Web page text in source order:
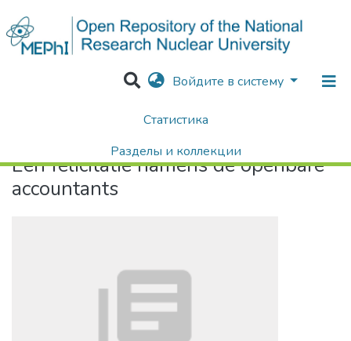
Войдите в систему
Статистика
Разделы и коллекции
Een felicitatie namens de openbare
accountants